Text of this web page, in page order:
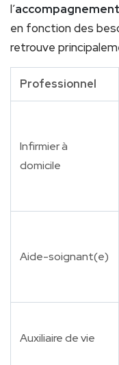
l’
en fonction des
retrouve
Professionnel
Infirmier à
domicile
Aide-soignant(e)
Auxiliaire de vie